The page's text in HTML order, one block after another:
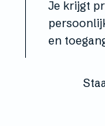
Je krijgt
en